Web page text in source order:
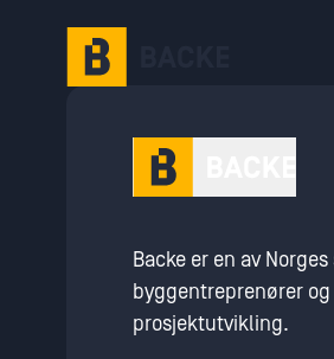
Gå til hovedinnhold
Backe er en av
byggentreprenører
prosjektutvikling.